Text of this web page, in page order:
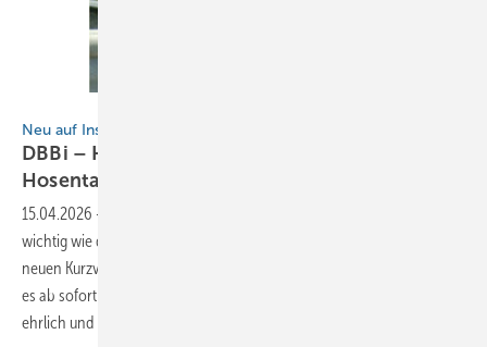
Neu auf Instagram
DBBi – Handwerker-Wissen für die
Hosentasche
15.04.2026 -
wichtig wie der Hammer. Genau hier setzt BAUMETALL an: Mit dem
neuen Kurzvideo-Format „Der BAUMETALL Buck informiert“ (DBBi) gibt
es ab sofort echtes Expertenwissen direkt aufs Display – kompakt,
ehrlich und